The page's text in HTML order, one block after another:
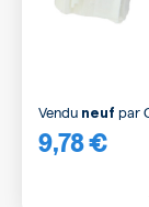
9,78 €
Vendu neuf par